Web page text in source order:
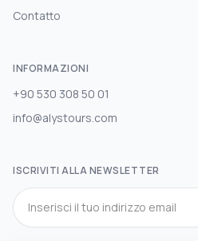
Contatto
INFORMAZIONI
+90 530 308 50 01
info@alystours.com
ISCRIVITI ALLA NEWSLETTER